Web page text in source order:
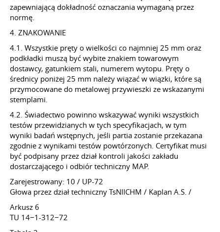
zapewniającą dokładność oznaczania wymaganą przez
normę.
4. ZNAKOWANIE
4.1. Wszystkie pręty o wielkości co najmniej 25 mm oraz
podkładki muszą być wybite znakiem towarowym
dostawcy, gatunkiem stali, numerem wytopu. Pręty o
średnicy poniżej 25 mm należy wiązać w wiązki, które są
przymocowane do metalowej przywieszki ze wskazanymi
stemplami.
4.2. Świadectwo powinno wskazywać wyniki wszystkich
testów przewidzianych w tych specyfikacjach, w tym
wyniki badań wstępnych, jeśli partia zostanie przekazana
zgodnie z wynikami testów powtórzonych. Certyfikat musi
być podpisany przez dział kontroli jakości zakładu
dostarczającego i odbiór techniczny MAP.
Zarejestrowany: 10 / UP-72
Głowa przez dział techniczny TsNIICHM / Kaplan A.S. /
Arkusz 6
TU 14−1-312−72